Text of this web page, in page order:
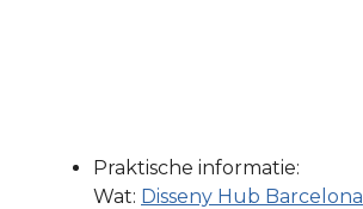
Praktische informatie:
Wat: Disseny Hub Barcelona